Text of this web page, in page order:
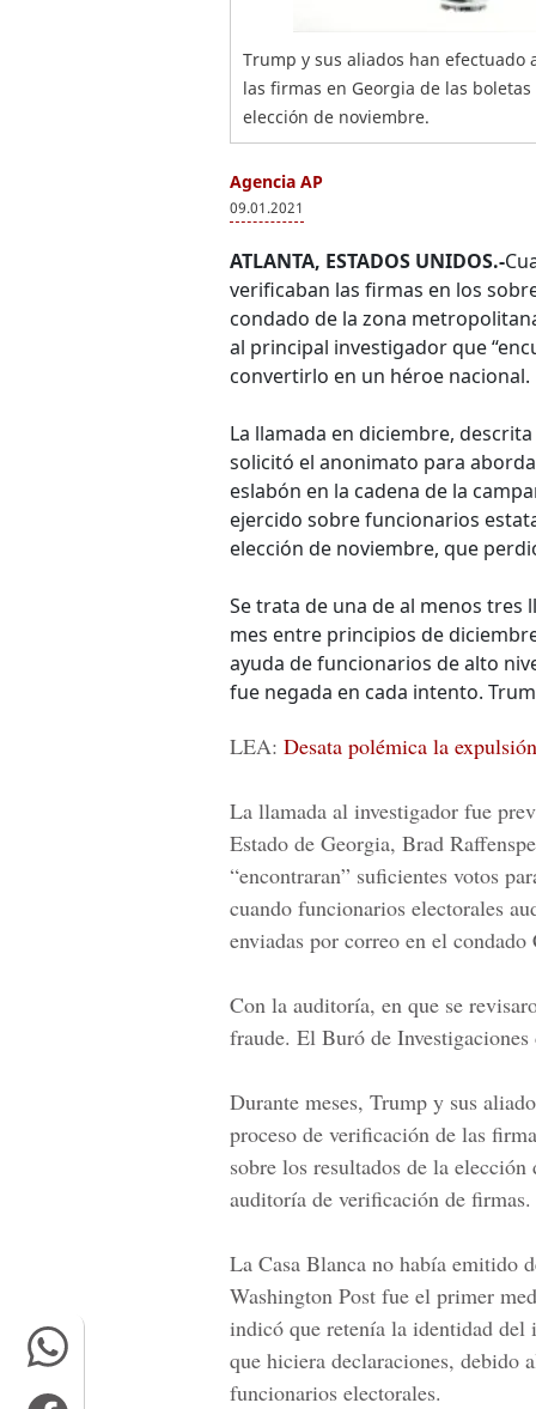
Trump y sus aliados han efectuado
las firmas en Georgia de las
elección de noviembre.
Agencia AP
09.01.2021
ATLANTA, ESTADOS UNIDOS.-
verificaban las firmas en los
condado de la zona
al principal investigador que
convertirlo en un héroe nacional.
La llamada en diciembre,
solicitó el anonimato para
eslabón en la cadena de la
ejercido sobre funcionarios
elección de noviembre, que
Se trata de una de al menos tres
mes entre principios de
ayuda de funcionarios de alto
fue negada en cada intento.
LEA: Desata polémica la
La llamada al investigador fue
Estado de Georgia, Brad
“encontraran” suficientes votos
cuando funcionarios electorales
enviadas por correo en el condado
Con la auditoría, en que se
fraude. El Buró de
Durante meses, Trump y sus
proceso de verificación de las
sobre los resultados de la
auditoría de verificación de firmas.
La Casa Blanca no había emitido
Washington Post fue el primer
indicó que retenía la identidad del
que hiciera declaraciones, debido
funcionarios electorales.